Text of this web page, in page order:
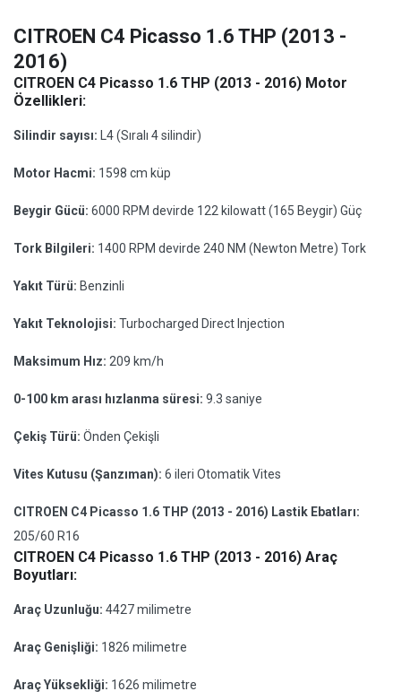
CITROEN C4 Picasso 1.6 THP (2013 -
2016)
CITROEN C4 Picasso 1.6 THP (2013 - 2016) Motor
Özellikleri:
Silindir sayısı: L4 (Sıralı 4 silindir)
Motor Hacmi: 1598 cm küp
Beygir Gücü: 6000 RPM devirde 122 kilowatt (165 Beygir) Güç
Tork Bilgileri: 1400 RPM devirde 240 NM (Newton Metre) Tork
Yakıt Türü: Benzinli
Yakıt Teknolojisi: Turbocharged Direct Injection
Maksimum Hız: 209 km/h
0-100 km arası hızlanma süresi: 9.3 saniye
Çekiş Türü: Önden Çekişli
Vites Kutusu (Şanzıman): 6 ileri Otomatik Vites
CITROEN C4 Picasso 1.6 THP (2013 - 2016) Lastik Ebatları:
205/60 R16
CITROEN C4 Picasso 1.6 THP (2013 - 2016) Araç
Boyutları:
Araç Uzunluğu: 4427 milimetre
Araç Genişliği: 1826 milimetre
Araç Yüksekliği: 1626 milimetre